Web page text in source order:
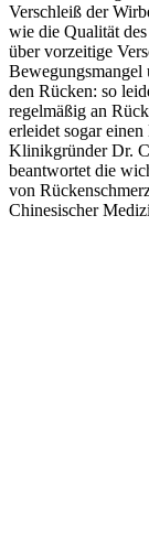
Verschleiß der
wie die Qualität
über vorzeitige
den Rücken: so
regelmäßig an
erleidet sogar
Klinikgründer Dr.
beantwortet die
von
Chinesischer